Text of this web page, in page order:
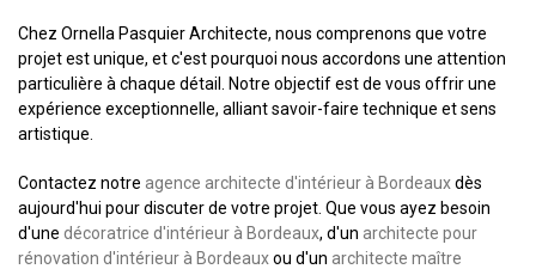
Chez Ornella Pasquier Architecte, nous comprenons que votre
projet est unique, et c'est pourquoi nous accordons une attention
particulière à chaque détail. Notre objectif est de vous offrir une
expérience exceptionnelle, alliant savoir-faire technique et sens
artistique.
Contactez notre agence architecte d'intérieur à Bordeauxdès
aujourd'hui pour discuter de votre projet. Que vous ayez besoin
d'une décoratrice d'intérieur à Bordeaux, d'un architecte pour
rénovation d'intérieur à Bordeauxou d'un architecte maître